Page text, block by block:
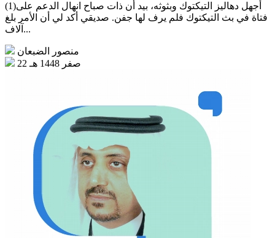
(1)أجهل دهاليز التيكتوك وبثوثه، بيد أن ذات صباح انهال الدعم على
فتاة في بث التيكتوك فلم يرف لها جفن. صديقي أكد لي أن الأمر بلغ
آلاف...
منصور الضبعان
22 صفر 1448 هـ